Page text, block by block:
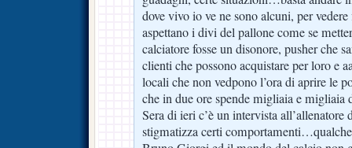
dove vivo io ve ne sono alcuni, per
aspettano i divi del pallone come se
calciatore fosse un disonore, pusher che
clienti che possono acquistare per loro e
locali che non vedpono l’ora di aprire le
che in due ore spende migliaia e
Sera di ieri c’è un intervista
stigmatizza certi